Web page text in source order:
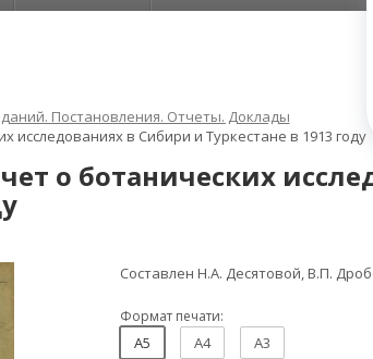
Постановления. Отчеты. Доклады
в Сибири и Туркестане в 1913 году
о ботанических
Составлен Н.А. Десятовой, В.П.
Формат печати:
A5 A4 A3